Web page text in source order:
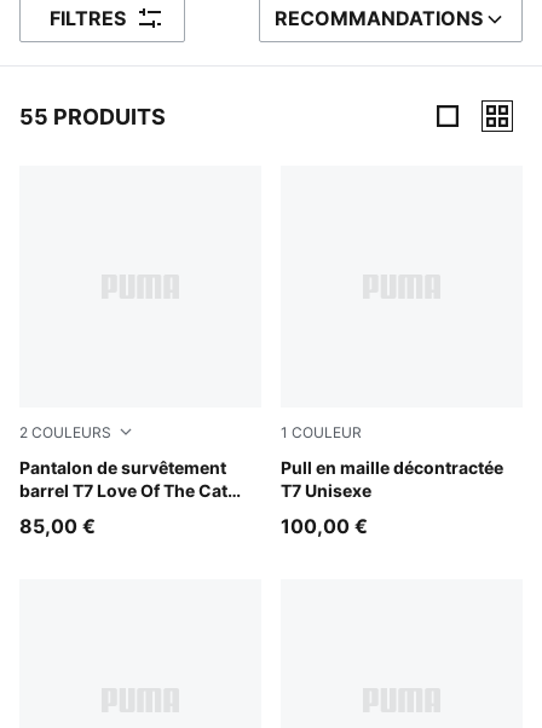
FILTRES TRIER PAR
RECOMMANDATIONS
55 PRODUITS
2 COULEURS
Pantalon de survêtement
barrel T7 Love Of The Cat
Inky Depths-Créme De Mint
85,00 €
1 COULEUR
Pull en maille décontractée
T7 Unisexe
Inky Depths-Créme De Mint
100,00 €